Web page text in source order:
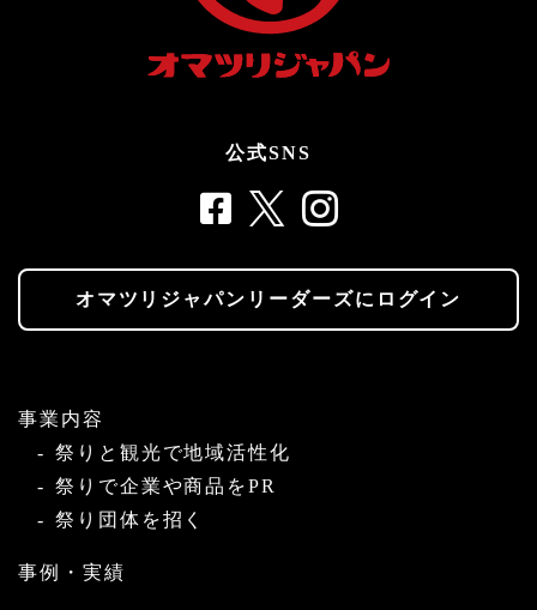
公式SNS
オマツリジャパンリーダーズにログイン
事業内容
祭りと観光で地域活性化
祭りで企業や商品をPR
祭り団体を招く
事例・実績